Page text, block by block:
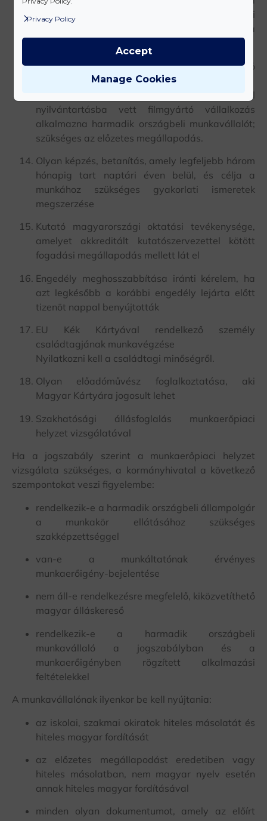
szükséges, illetve adott esetben a nemzetközi
szervezet nyilatkozata arról, hogy a
Filmgyártó vállalkozás által alkalmazandó
harmadik országbeli munkavállaló
Itt a mozgóképszakmai hatóság által
nyilvántartásba vett filmgyártó vállalkozás
alkalmazna harmadik országbeli munkavállalót;
szükséges az előzetes megállapodás.
Olyan képzés, betanítás, amely legfeljebb három
hónapig tart naptári éven belül, és célja a
munkához szükséges gyakorlati ismeretek
megszerzése
Kutató magyarországi oktatási tevékenysége,
amelyet akkreditált kutatószervezettel kötött
fogadási megállapodás mellett lát el
Engedély meghosszabbítása iránti kérelem, ha
azt legkésőbb a korábbi engedély lejárta előtt
tizenöt nappal benyújtották
EU Kék Kártyával rendelkező személy
családtagjának munkavégzése
Nyilatkozni kell a családtagi minőségről.
Olyan előadóművész foglalkoztatása, aki
Magyar Kártyára jogosult lehet
Szakhatósági állásfoglalás munkaerőpiaci
helyzet vizsgálatával
Ha a jogszabály szerint a munkaerőpiaci helyzet
vizsgálata szükséges, a kormányhivatal a következő
szempontokat veszi figyelembe:
rendelkezik-e a harmadik országbeli állampolgár
a munkakör ellátásához szükséges
szakképzettséggel
van-e a munkáltatónak érvényes
munkaerőigény-bejelentése
nem áll-e rendelkezésre megfelelő, kiközvetíthető
magyar álláskereső
rendelkezik-e a harmadik országbeli
munkavállaló a jogszabályban és a
munkaerőigényben rögzített alkalmazási
feltételekkel
A munkavállalónak ilyenkor be kell nyújtania:
az iskolai, szakmai okiratok hiteles másolatát és
hiteles magyar fordítását
az előzetes megállapodást eredetiben vagy
hiteles másolatban, nem magyar nyelv esetén
annak hiteles magyar fordításával
minden olyan dokumentumot, amely az előírt
Privacy Policy
Manage Cookies
Accept